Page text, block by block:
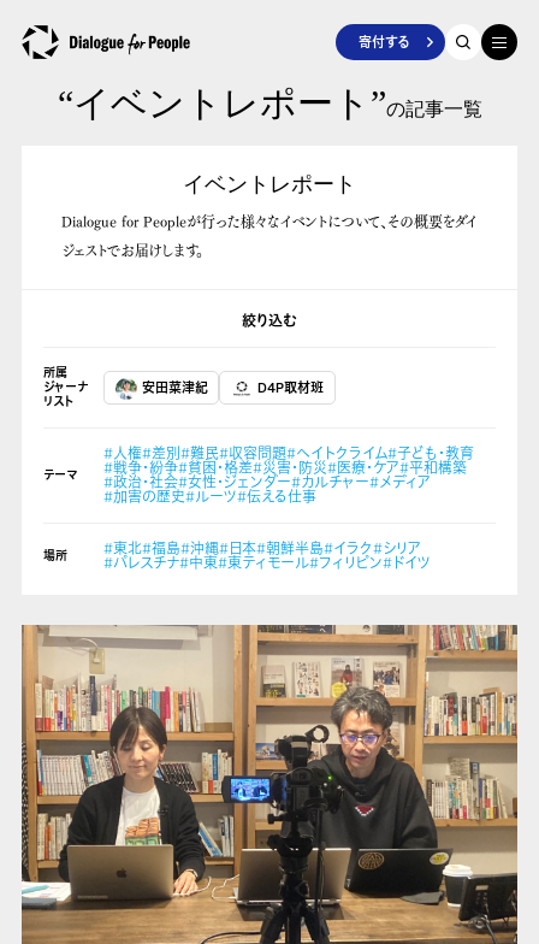
寄付する
“イベントレポート”の記事一覧
イベントレポート
Dialogue for Peopleが行った様々なイベントについて、その概要をダイ
ジェストでお届けします。
絞り込む
所属
ジャーナ
リスト
安田菜津紀 D4P取材班
テーマ
#人権#差別#難民#収容問題#ヘイトクライム#子ども・教育
#戦争・紛争#貧困・格差#災害・防災#医療・ケア#平和構築
#政治・社会#女性・ジェンダー#カルチャー#メディア
#加害の歴史#ルーツ#伝える仕事
場所 #東北#福島#沖縄#日本#朝鮮半島#イラク#シリア
#パレスチナ#中東#東ティモール#フィリピン#ドイツ